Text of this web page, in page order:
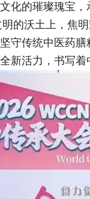
化的璀璨瑰宝
的沃土上，焦
守传统中医药
新活力，书写着